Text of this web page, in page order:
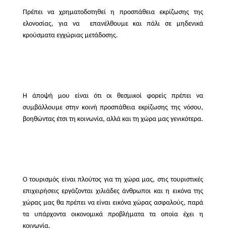
Πρέπει να χρηματοδοτηθεί η προσπάθεια εκρίζωσης της
ελονοσίας, για να
επανέλθουμε και πάλι σε μηδενικά
κρούσματα εγχώριας μετάδοσης.
Η άποψή μου είναι ότι οι θεσμικοί φορείς πρέπει να
συμβάλλουμε στην κοινή προσπάθεια εκρίζωσης της νόσου,
βοηθώντας έτσι τη κοινωνία, αλλά και τη χώρα μας γενικότερα.
Ο τουρισμός είναι πλούτος για τη χώρα μας, στις τουριστικές
επιχειρήσεις εργάζονται χιλιάδες άνθρωποι και η εικόνα της
χώρας μας θα πρέπει να είναι εικόνα χώρας ασφαλούς, παρά
τα υπάρχοντα οικονομικά προβλήματα τα οποία έχει η
κοινωνία.